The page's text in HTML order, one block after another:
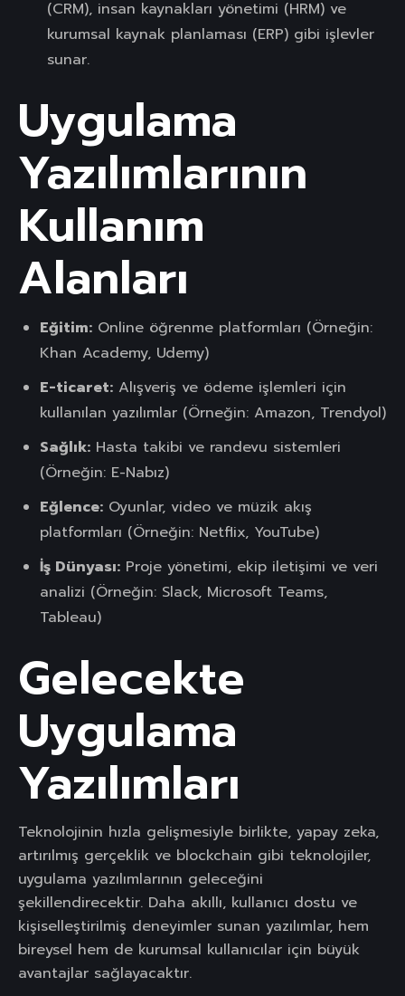
(CRM), insan kaynakları yönetimi (HRM) ve
kurumsal kaynak planlaması (ERP) gibi işlevler
sunar.
Uygulama
Yazılımlarının
Kullanım
Alanları
Eğitim: Online öğrenme platformları (Örneğin:
Khan Academy, Udemy)
E-ticaret: Alışveriş ve ödeme işlemleri için
kullanılan yazılımlar (Örneğin: Amazon, Trendyol)
Sağlık: Hasta takibi ve randevu sistemleri
(Örneğin: E-Nabız)
Eğlence: Oyunlar, video ve müzik akış
platformları (Örneğin: Netflix, YouTube)
İş Dünyası: Proje yönetimi, ekip iletişimi ve veri
analizi (Örneğin: Slack, Microsoft Teams,
Tableau)
Gelecekte
Uygulama
Yazılımları
Teknolojinin hızla gelişmesiyle birlikte, yapay zeka,
artırılmış gerçeklik ve blockchain gibi teknolojiler,
uygulama yazılımlarının geleceğini
şekillendirecektir. Daha akıllı, kullanıcı dostu ve
kişiselleştirilmiş deneyimler sunan yazılımlar, hem
bireysel hem de kurumsal kullanıcılar için büyük
avantajlar sağlayacaktır.